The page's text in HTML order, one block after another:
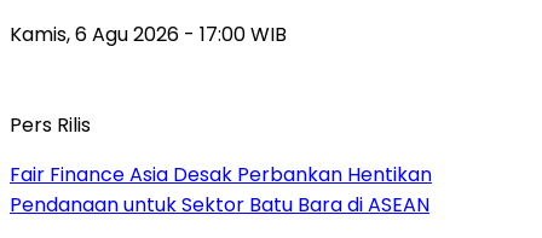
Kamis, 6 Agu 2026 - 17:00 WIB
Pers Rilis
Fair Finance Asia Desak Perbankan Hentikan
Pendanaan untuk Sektor Batu Bara di ASEAN